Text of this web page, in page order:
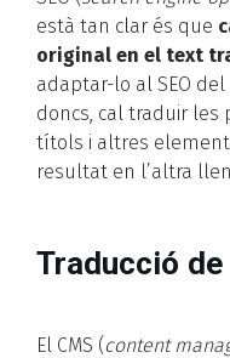
està tan clar és que
original en el text
adaptar-lo al SEO del
doncs, cal traduir les
títols i altres
resultat en l’altra
Traducció de
El CMS (content